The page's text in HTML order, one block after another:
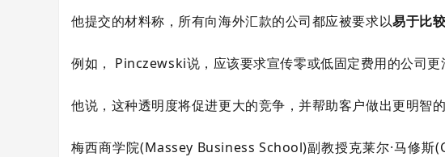
他提交的材料称，所有向海外汇款的公司都应被要求以易于比较
例如， Pinczewski说，应该要求宣传零或低固定费用的公司更
他说，这种透明度将促进更大的竞争，并帮助客户做出更明智的
梅西商学院(Massey Business School)副教授克莱尔·马修